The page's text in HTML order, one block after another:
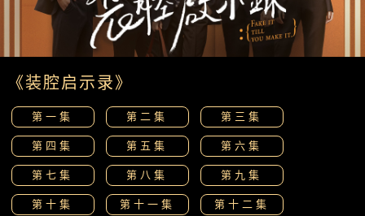
《装腔启示录》
第一集 第二集
第三集
第四集
第五集
第六集
第七集
第八集
第九集
第十集
第十一集
第十二集